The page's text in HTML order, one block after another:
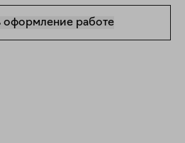
оформление работе